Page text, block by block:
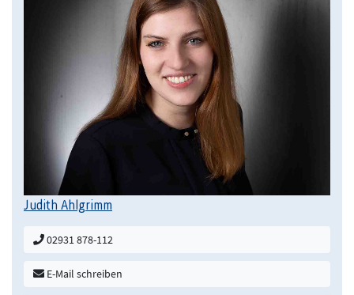
Judith Ahlgrimm
02931 878-112
E-Mail schreiben